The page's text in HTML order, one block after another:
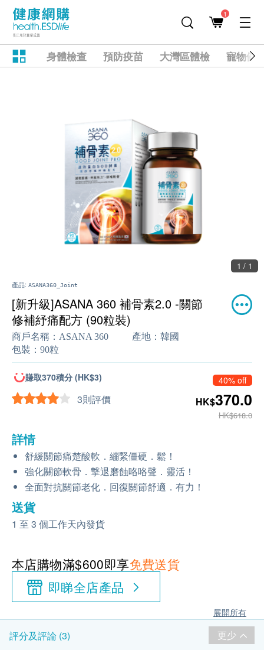
1
身體檢查 預防疫苗 大灣區體檢 寵物健
1 / 1
產品: ASANA360_Joint
[新升級]ASANA 360 補骨素2.0 -關節
修補紓痛配方 (90粒裝)
商戶名稱： ASANA 360 產地： 韓國
包裝： 90粒
賺取370積分 (HK$3)
3則評價
40% off
HK$370.0
HK$618.0
詳情
舒緩關節痛楚酸軟．繃緊僵硬．鬆！
強化關節軟骨．撃退磨蝕咯咯聲．靈活！
全面對抗關節老化．回復關節舒適．有力！
送貨
1 至 3 個工作天內發貨
本店購物滿$600即享免費送貨
即睇全店產品
展開所有
評分及評論 (3) 更少